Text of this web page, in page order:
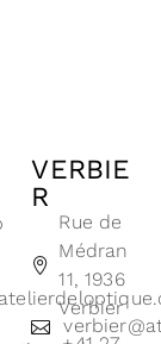
VERBIE
R
Rue de
Médran
11, 1936
Verbier